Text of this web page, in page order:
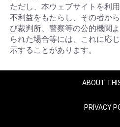
ただし、本ウェブサイトを利
不利益をもたらし、その者か
び裁判所、警察等の公的機関
られた場合等には、これに応
示することがあります。
ABOUT
PRIVACY